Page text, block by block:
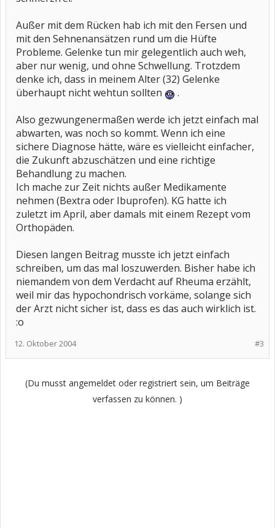
Außer mit dem Rücken hab ich mit den Fersen und
mit den Sehnenansätzen rund um die Hüfte
Probleme. Gelenke tun mir gelegentlich auch weh,
aber nur wenig, und ohne Schwellung. Trotzdem
denke ich, dass in meinem Alter (32) Gelenke
überhaupt nicht wehtun sollten
.
Also gezwungenermaßen werde ich jetzt einfach mal
abwarten, was noch so kommt. Wenn ich eine
sichere Diagnose hätte, wäre es vielleicht einfacher,
die Zukunft abzuschätzen und eine richtige
Behandlung zu machen.
Ich mache zur Zeit nichts außer Medikamente
nehmen (Bextra oder Ibuprofen). KG hatte ich
zuletzt im April, aber damals mit einem Rezept vom
Orthopäden.
Diesen langen Beitrag musste ich jetzt einfach
schreiben, um das mal loszuwerden. Bisher habe ich
niemandem von dem Verdacht auf Rheuma erzählt,
weil mir das hypochondrisch vorkäme, solange sich
der Arzt nicht sicher ist, dass es das auch wirklich ist.
:o
#3
12. Oktober 2004
(Du musst angemeldet oder registriert sein, um Beiträge
verfassen zu können. )